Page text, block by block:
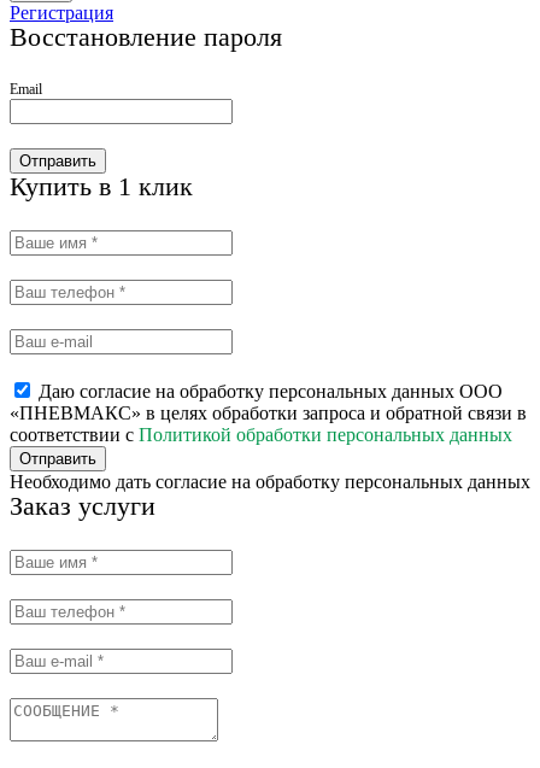
Регистрация
Восстановление пароля
Email
Отправить
Купить в 1 клик
Даю согласие на обработку персональных данных ООО
«ПНЕВМАКС» в целях обработки запроса и обратной связи в
соответствии с Политикой обработки персональных данных
Отправить
Необходимо дать согласие на обработку персональных данных
Заказ услуги